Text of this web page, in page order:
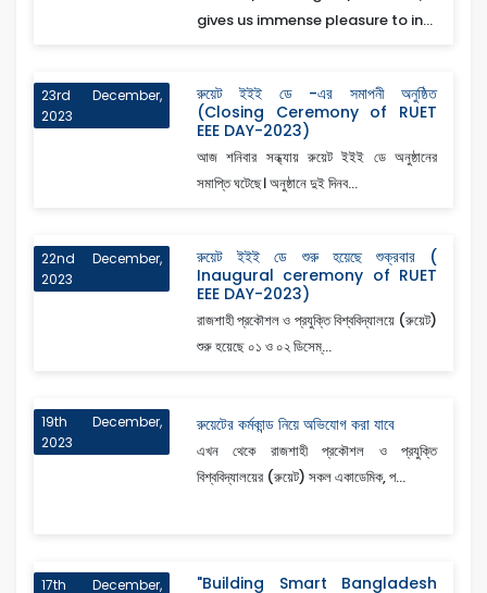
gives us immense pleasure to in...
23rd December,
2023
রুয়েট ইইই ডে -এর সমাপনী অনুষ্ঠিত
(Closing Ceremony of RUET
EEE DAY-2023)
আজ শনিবার সন্ধ্যায় রুয়েট ইইই ডে অনুষ্ঠানের
সমাপ্তি ঘটেছে। অনুষ্ঠানে দুই দিনব...
22nd December,
2023
রুয়েট ইইই ডে শুরু হয়েছে শুক্রবার (
Inaugural ceremony of RUET
EEE DAY-2023)
রাজশাহী প্রকৌশল ও প্রযুক্তি বিশ্ববিদ্যালয়ে (রুয়েট)
শুরু হয়েছে ০১ ও ০২ ডিসেম্...
19th December,
2023
রুয়েটের কর্মকান্ড নিয়ে অভিযোগ করা যাবে
এখন থেকে রাজশাহী প্রকৌশল ও প্রযুক্তি
বিশ্ববিদ্যালয়ের (রুয়েট) সকল একাডেমিক, প...
17th December,
"Building Smart Bangladesh